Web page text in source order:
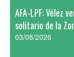
AFA-LPF: Vélez
solitario de la
03/08/2026